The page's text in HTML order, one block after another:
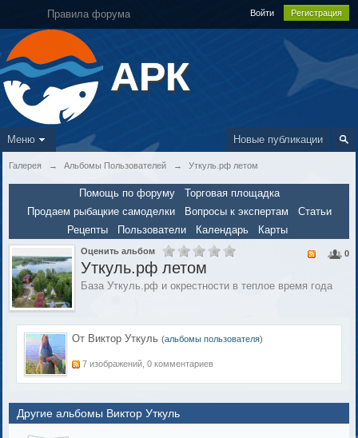
Правила форума Войти Регистрация
АРК
Новые публикации
Меню
Галерея → Альбомы Пользователей → Уткуль.рф летом
Помощь по форуму
Торговая площадка
Продаем рыбацкие самоделки
Вопросы к экспертам
Статьи
Рецепты
Пользователи Календарь Карты
0
Оценить альбом
Уткуль.рф летом
База Уткуль.рф и окрестности в теплое время года
От Виктор Уткуль(альбомы пользователя)
7 изображений, 0 комментариев
Другие альбомы Виктор Уткуль